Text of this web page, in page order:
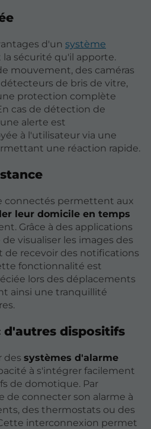
d'un système
sécurité qu'il apporte.
mouvement, des caméras
de bris de vitre,
protection complète
cas de détection de
alerte est
à l'utilisateur via une
une réaction rapide.
connectés permettent aux
leur domicile en temps
Grâce à des applications
visualiser les images des
de recevoir des notifications
fonctionnalité est
lors des déplacements
ainsi une tranquillité
dispositifs
des systèmes d'alarme
à s'intégrer facilement
de domotique. Par
de connecter son alarme à
des thermostats ou des
interconnexion permet